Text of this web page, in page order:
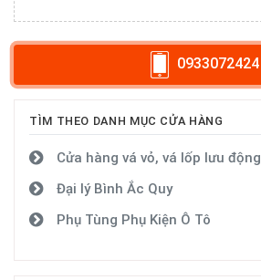
0933072424
TÌM THEO DANH MỤC CỬA HÀNG
Cửa hàng vá vỏ, vá lốp lưu động
Đại lý Bình Ắc Quy
Phụ Tùng Phụ Kiện Ô Tô